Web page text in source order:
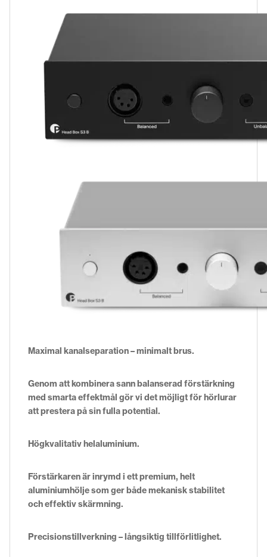
Maximal kanalseparation – minimalt brus.
Genom att kombinera sann balanserad förstärkning
med smarta effektmål gör vi det möjligt för hörlurar
att prestera på sin fulla potential.
Högkvalitativ helaluminium.
Förstärkaren är inrymd i ett premium, helt
aluminiumhölje som ger både mekanisk stabilitet
och effektiv skärmning.
Precisionstillverkning – långsiktig tillförlitlighet.